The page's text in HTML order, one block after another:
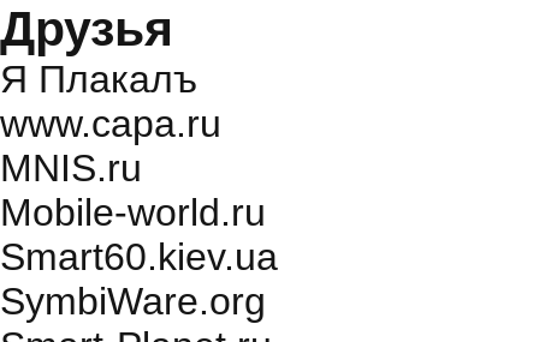
Друзья
Я Плакалъ
www.capa.ru
MNIS.ru
Mobile-world.ru
Smart60.kiev.ua
SymbiWare.org